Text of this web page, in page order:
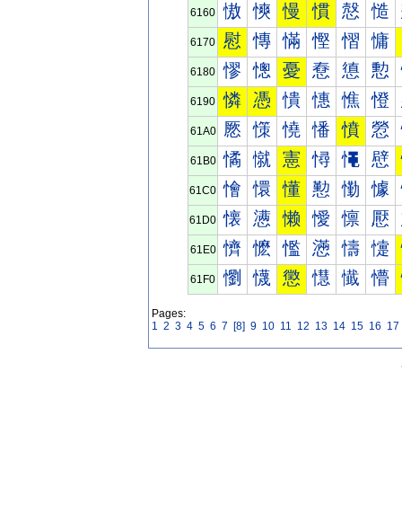
6160 慠 慡 慢 慣 慤 慥
6170 慰 慱 慲 慳 慴 慵
6180 憀 憁 憂 憃 憄 憅
6190 憐 憑 憒 憓 憔 憕
61A0 憠 憡 憢 憣 憤 憥
61B0 憰 憱 憲 憳 憴 憵
61C0 懀 懁 懂 懃 懄 懅
61D0 懐 懑 懒 懓 懔 懕
61E0 懠 懡 懢 懣 懤 懥
61F0 懰 懱 懲 懳 懴 懵
Pages:
1 2 3 4 5 6 7 [8] 9 10 11 12 13 14 15 16 17